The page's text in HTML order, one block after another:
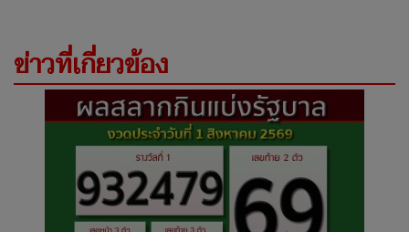
ข่าวที่เกี่ยวข้อง